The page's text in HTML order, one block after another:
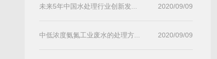
未来5年中国水处理行业创新发... 2020/09/09
中低浓度氨氮工业废水的处理方... 2020/09/09